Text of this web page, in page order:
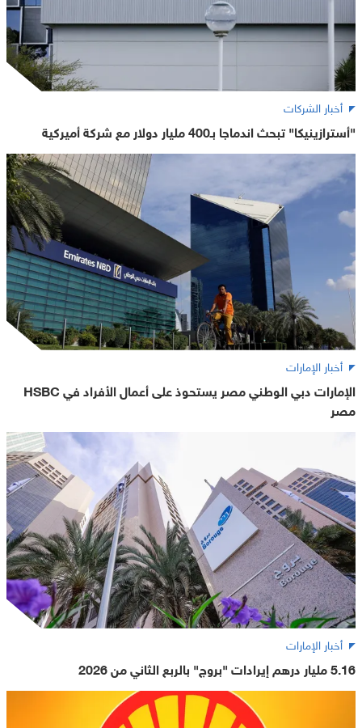
أخبار الشركات
"أسترازينيكا" تبحث اندماجا بـ400 مليار دولار مع شركة أميركية
أخبار الإمارات
الإمارات دبي الوطني مصر يستحوذ على أعمال الأفراد في HSBC
مصر
أخبار الإمارات
5.16 مليار درهم إيرادات "بروج" بالربع الثاني من 2026